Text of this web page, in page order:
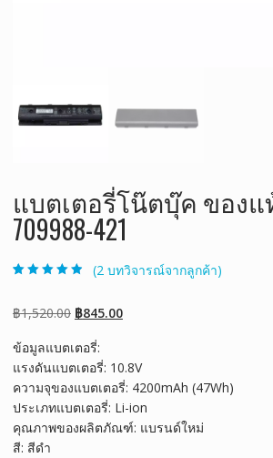
แบตเตอรี่โน๊ตบุ๊ค ของแ
709988-421
คะแนนเต็มบน
การให้คะแนน
(2 บทวิจารณ์จากลูกค้า)
฿1,520.00 Original
was:
฿1,520.00.
฿845.00Current
฿845.00.
ข้อมูลแบตเตอรี่:
แรงดันแบตเตอรี่: 10.8V
ความจุของแบตเตอรี่: 4200mAh (47Wh)
ประเภทแบตเตอรี่: Li-ion
คุณภาพของผลิตภัณฑ์: แบรนด์ใหม่
สี: สีดำ